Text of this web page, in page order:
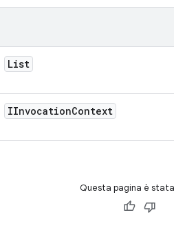
List
IInvocationContext
Questa pagina è